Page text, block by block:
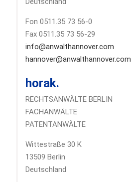
Fon 0511.35 73 56-0
Fax 0511.35 73 56-29
info@anwalthannover.com
hannover@anwalthannover.com
horak.
RECHTSANWÄLTE BERLIN
FACHANWÄLTE
PATENTANWÄLTE
Wittestraße 30 K
13509 Berlin
Deutschland